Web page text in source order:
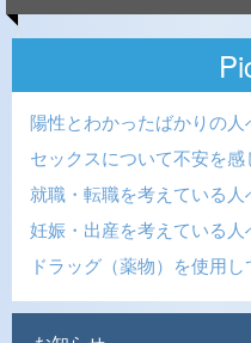
陽性とわかったばかりの
セックスについて不安を
就職・転職を考えている人
妊娠・出産を考えている人
ドラッグ（薬物）を使用